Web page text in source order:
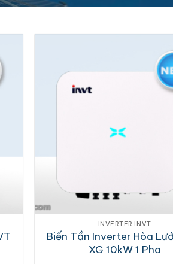
INVERTER INVT
Biến Tần Inverter Hòa
XG 10kW 1 Pha